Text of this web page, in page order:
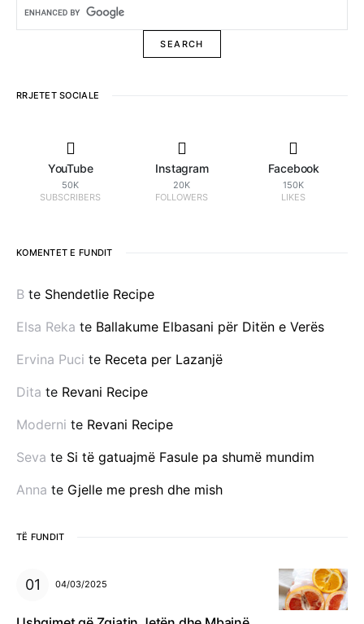
RRJETET SOCIALE
YouTube
50K
SUBSCRIBERS
Instagram
20K
FOLLOWERS
Facebook
150K
LIKES
KOMENTET E FUNDIT
B te Shendetlie Recipe
Elsa Reka te Ballakume Elbasani për Ditën e Verës
Ervina Puci te Receta per Lazanjë
Dita te Revani Recipe
Moderni te Revani Recipe
Seva te Si të gatuajmë Fasule pa shumë mundim
Anna te Gjelle me presh dhe mish
TË FUNDIT
04/03/2025